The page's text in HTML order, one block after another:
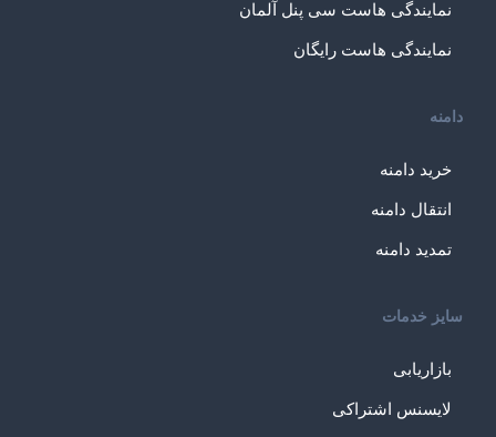
نمایندگی هاست سی پنل آلمان
نمایندگی هاست رایگان
دامنه
خرید دامنه
انتقال دامنه
تمدید دامنه
سایز خدمات
بازاریابی
لایسنس اشتراکی